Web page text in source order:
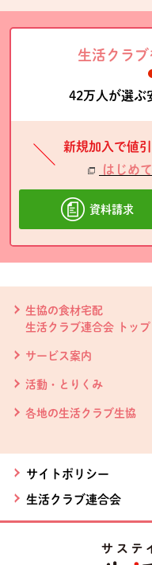
生活クラ
42万人が選ぶ
新規加入で値
はじめ
資料請求
生協の食材宅配
生活クラブ連合会 トップ
サービス案内
活動・とりくみ
各地の生活クラブ生協
サイトポリシー
生活クラブ連合会